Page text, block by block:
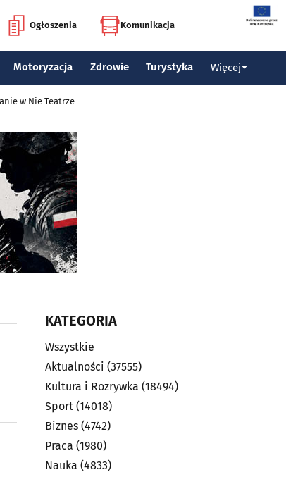
Ogłoszenia Komunikacja
Motoryzacja Zdrowie Turystyka Więcej
w Nie Teatrze
KATEGORIA
Wszystkie
Aktualności (37555)
Kultura i Rozrywka (18494)
Sport (14018)
Biznes (4742)
Praca (1980)
Nauka (4833)